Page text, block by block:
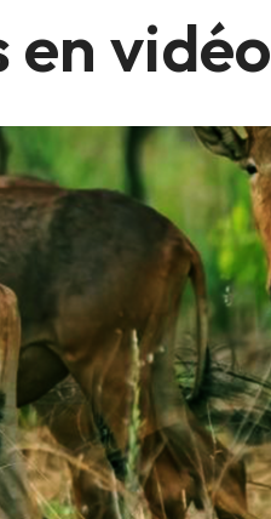
en vidéo